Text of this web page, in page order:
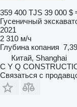
359 400 TJS 39 000 $
Гусеничный
2021
2 310 м/ч
Глубина копания
Китай, Shanghai
C Y Q
Связаться с